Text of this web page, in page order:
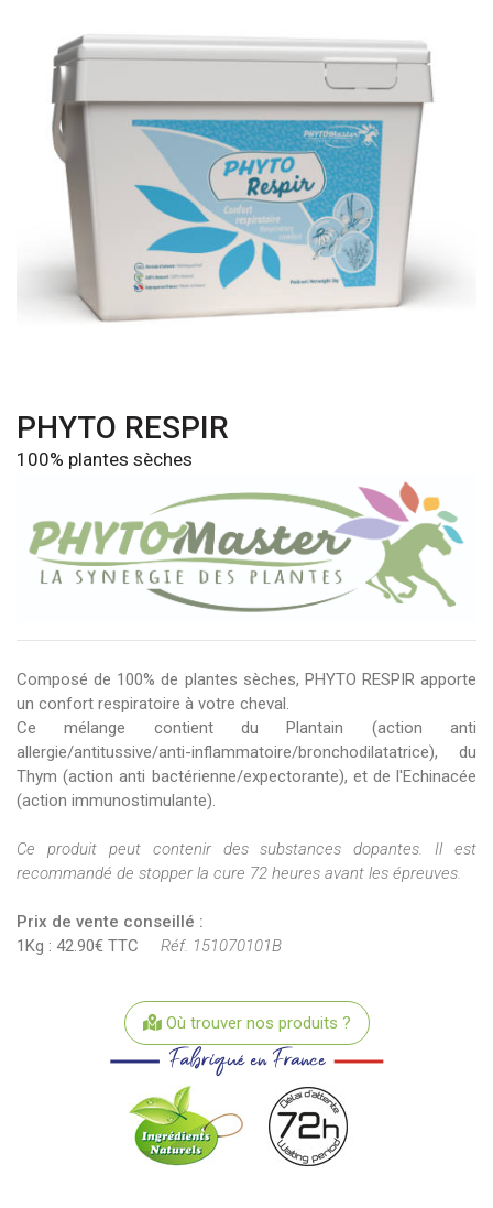
PHYTO RESPIR
100% plantes sèches
Composé de 100% de plantes sèches, PHYTO RESPIR apporte
un confort respiratoire à votre cheval.
Ce mélange contient du Plantain (action anti
allergie/antitussive/anti-inflammatoire/bronchodilatatrice), du
Thym (action anti bactérienne/expectorante), et de l'Echinacée
(action immunostimulante).
Ce produit peut contenir des substances dopantes. Il est
recommandé de stopper la cure 72 heures avant les épreuves.
Prix de vente conseillé :
1Kg : 42.90€ TTC Réf. 151070101B
Où trouver nos produits ?